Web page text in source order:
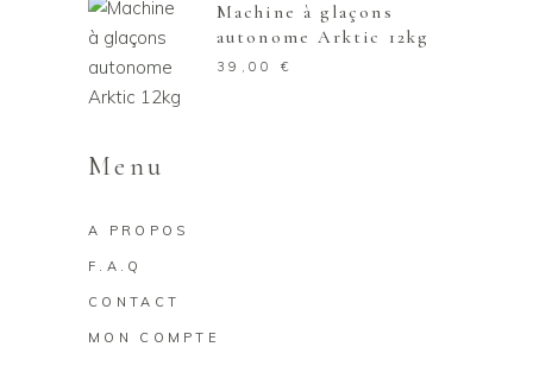
Machine à glaçons
autonome Arktic 12kg
39,00 €
Menu
A PROPOS
F.A.Q
CONTACT
MON COMPTE